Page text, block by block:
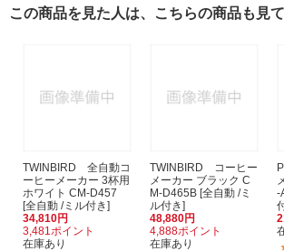
この商品を見た人は、こちらの商品も見
TWINBIRD 全自動コ
ーヒーメーカー 3杯用
ホワイト CM-D457
[全自動 /ミル付き]
34,810円
3,481ポイント
在庫あり
TWINBIRD コーヒー
メーカー ブラック C
M-D465B [全自動 /ミ
ル付き]
48,880円
4,888ポイント
在庫あり
-